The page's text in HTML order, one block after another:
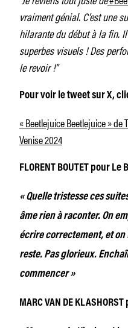
vraiment génial. C’est une
hilarante du début à la fin.
superbes visuels ! Des
le revoir !”
Pour voir le tweet sur X,
« Beetlejuice Beetlejuice »
Venise 2024
FLORENT BOUTET pour
« Quelle tristesse ces
âme rien à raconter. On
écrire correctement, et
reste. Pas glorieux.
commencer »
MARC VAN DE